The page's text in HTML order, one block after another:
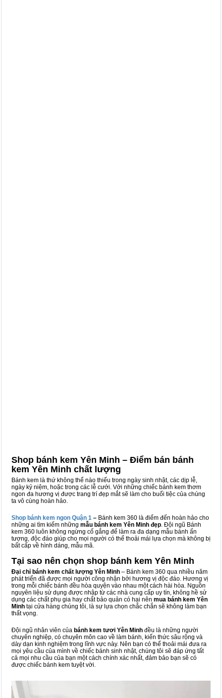
Shop bánh kem Yên Minh – Điểm bán bánh
kem Yên Minh chất lượng
Bánh kem là thứ không thể nào thiếu trong ngày sinh nhật, các dịp lễ,
ngày kỷ niệm, hoặc trong các lễ cưới. Với những chiếc bánh kem thơm
ngon đa hương vị được trang trí đẹp mắt sẽ làm cho buổi tiệc của chúng
ta vô cùng hoàn hảo.
Shop bánh kem ngon Quận 1 – Bánh kem 360 là điểm đến hoàn hảo cho
những ai tìm kiếm những mẫu bánh kem Yên Minh đẹp. Đội ngũ Bánh
kem 360 luôn không ngừng cố gắng để làm ra đa dạng mẫu bánh ấn
tượng, độc đáo giúp cho mọi người có thể thoải mái lựa chọn mà không bị
bất cấp về hình dáng, mẫu mã.
Tại sao nên chọn shop bánh kem Yên Minh
Đại chỉ bánh kem chất lượng Yên Minh – Bánh kem 360 qua nhiều năm
phát triển đã được mọi người công nhận bởi hương vị độc đáo. Hương vị
trong mỗi chiếc bánh đều hòa quyện vào nhau một cách hài hòa. Nguồn
nguyên liệu sử dụng được nhập từ các nhà cung cấp uy tín, không hề sử
dụng các chất phụ gia hay chất bảo quản có hại nên mua bánh kem Yên
Minh tại cửa hàng chúng tôi, là sự lựa chọn chắc chắn sẽ không làm bạn
thất vọng.
Đội ngũ nhân viên của bánh kem tươi Yên Minh đều là những người
chuyên nghiệp, có chuyên môn cao về làm bánh, kiến thức sâu rộng và
dày dạn kinh nghiệm trong lĩnh vực này. Nên bạn có thể thoải mái đưa ra
mọi yêu cầu của mình về chiếc bánh sinh nhật, chúng tôi sẽ đáp ứng tất
cả mọi nhu cầu của bạn một cách chính xác nhất, đảm bảo bạn sẽ có
được chiếc bánh kem tuyệt vời.